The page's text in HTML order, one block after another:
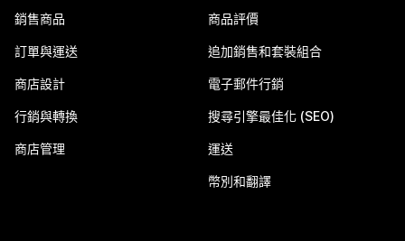
銷售商品
訂單與運送
商店設計
行銷與轉換
商店管理
商品評價
追加銷售和套裝組合
電子郵件行銷
搜尋引擎最佳化 (SEO)
運送
幣別和翻譯